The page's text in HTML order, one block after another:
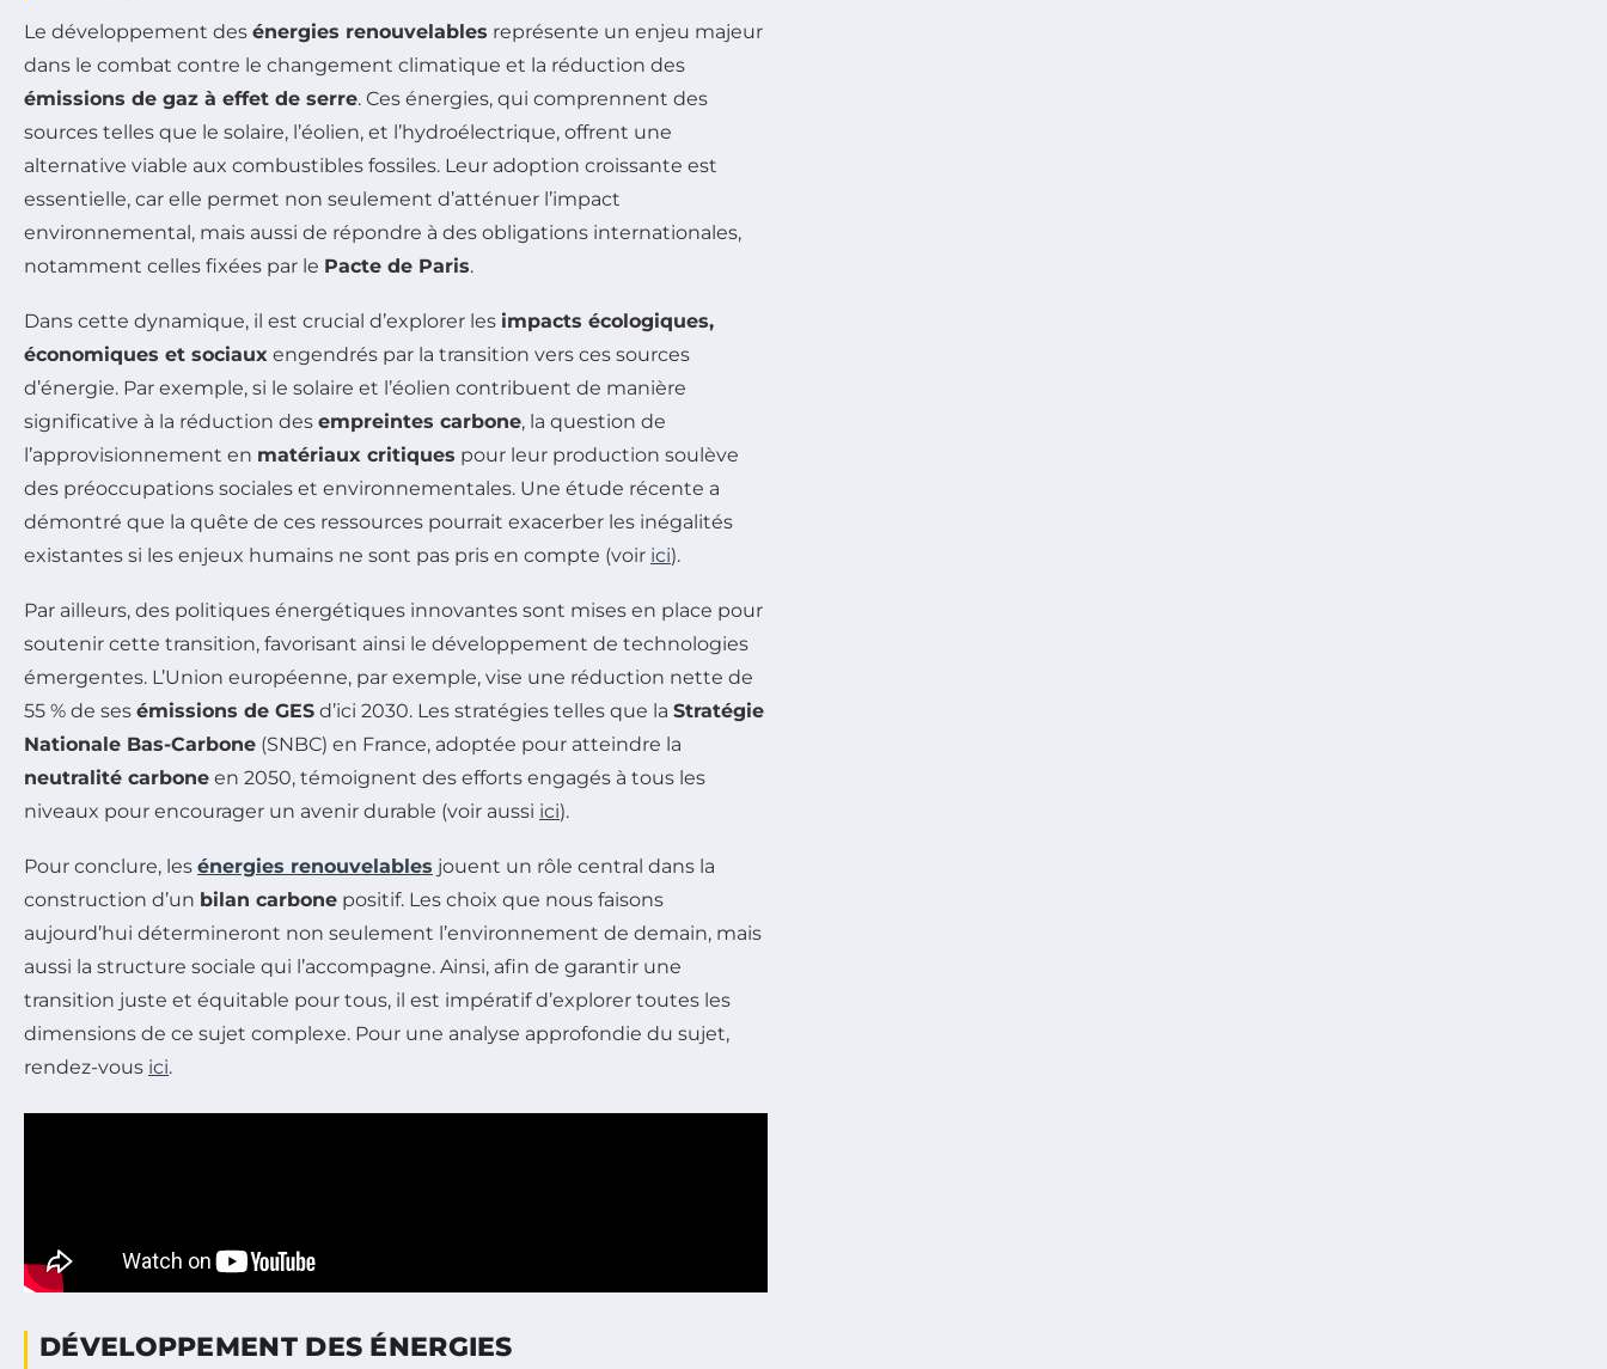
Le développement des énergies renouvelables représente un enjeu majeur
dans le combat contre le changement climatique et la réduction des
émissions de gaz à effet de serre. Ces énergies, qui comprennent des
sources telles que le solaire, l’éolien, et l’hydroélectrique, offrent une
alternative viable aux combustibles fossiles. Leur adoption croissante est
essentielle, car elle permet non seulement d’atténuer l’impact
environnemental, mais aussi de répondre à des obligations internationales,
notamment celles fixées par le Pacte de Paris.
Dans cette dynamique, il est crucial d’explorer les impacts écologiques,
économiques et sociaux engendrés par la transition vers ces sources
d’énergie. Par exemple, si le solaire et l’éolien contribuent de manière
significative à la réduction des empreintes carbone, la question de
l’approvisionnement en matériaux critiques pour leur production soulève
des préoccupations sociales et environnementales. Une étude récente a
démontré que la quête de ces ressources pourrait exacerber les inégalités
existantes si les enjeux humains ne sont pas pris en compte (voir ici).
Par ailleurs, des politiques énergétiques innovantes sont mises en place pour
soutenir cette transition, favorisant ainsi le développement de technologies
émergentes. L’Union européenne, par exemple, vise une réduction nette de
55 % de ses émissions de GES d’ici 2030. Les stratégies telles que la Stratégie
Nationale Bas-Carbone (SNBC) en France, adoptée pour atteindre la
neutralité carbone en 2050, témoignent des efforts engagés à tous les
niveaux pour encourager un avenir durable (voir aussi ici).
Pour conclure, les énergies renouvelables jouent un rôle central dans la
construction d’un bilan carbone positif. Les choix que nous faisons
aujourd’hui détermineront non seulement l’environnement de demain, mais
aussi la structure sociale qui l’accompagne. Ainsi, afin de garantir une
transition juste et équitable pour tous, il est impératif d’explorer toutes les
dimensions de ce sujet complexe. Pour une analyse approfondie du sujet,
rendez-vous ici.
DÉVELOPPEMENT DES ÉNERGIES